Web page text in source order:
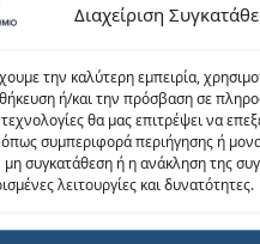
Διαχείριση
την καλύτερη εμπειρία,
ή/και την πρόσβαση σε
θα μας επιτρέψει να
συμπεριφορά περιήγησης ή
συγκατάθεση ή η ανάκληση της
λειτουργίες και δυνατότητες.